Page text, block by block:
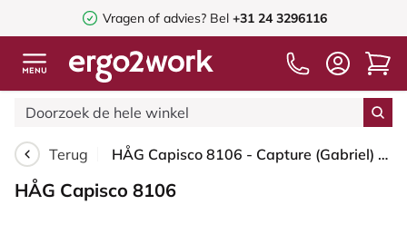
Vragen of advies? Bel +31 24 3296116
Terug HÅG Capisco 8106 - Capture (Gabriel) - Wol / Polyamide - CPT5103 - Light beige - Framekleur - Wit - Gasveer - 200 mm (Zithoogte 46-64cm) - Vloercontact - Harde wielen t.b.v. zachte vloeren - Voetenring - Ja, in framekleur - Voetster - Nee, voetster in ...
HÅG Capisco 8106